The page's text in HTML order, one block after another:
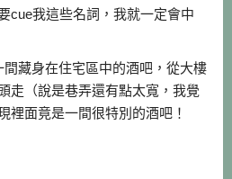
cue我這些名詞，我就一定會中
間藏身在住宅區中的酒吧，從大樓
走（說是巷弄還有點太寬，我覺
裡面竟是一間很特別的酒吧！